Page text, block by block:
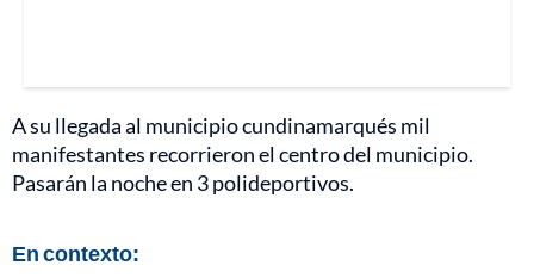
A su llegada al municipio cundinamarqués mil
manifestantes recorrieron el centro del municipio.
Pasarán la noche en 3 polideportivos.
En contexto: